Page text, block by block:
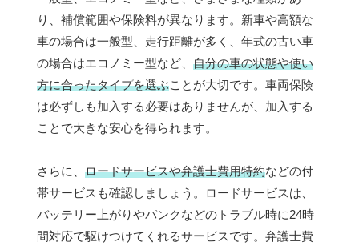
り、補償範囲や保険料が異なります。新車や高額な
車の場合は一般型、走行距離が多く、年式の古い車
の場合はエコノミー型など、 自分の車の状態や使い
方に合ったタイプを選ぶことが大切です。車両保険
は必ずしも加入する必要はありませんが、加入する
ことで大きな安心を得られます。
さらに、 ロードサービスや弁護士費用特約などの付
帯サービスも確認しましょう。ロードサービスは、
バッテリー上がりやパンクなどのトラブル時に24時
間対応で駆けつけてくれるサービスです。弁護士費